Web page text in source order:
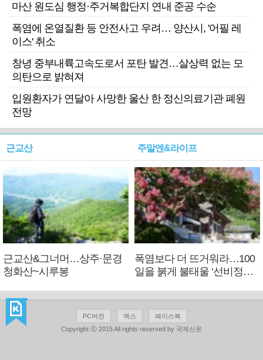
마산 원도심 행정·주거복합단지 연내 준공 수순
폭염에 온열질환 등 안전사고 우려… 양산시, '어필 레
이스' 취소
창녕 중부내륙고속도로서 포탄 발견…살상력 없는 모
의탄으로 밝혀져
입원환자가 연달아 사망한 울산 한 정신의료기관 폐원
전망
근교산
근교산&그너머…상주·문경
청화산~시루봉
주말엔&라이프
폭염보다 더 뜨거워라…100
일을 붉게 불태울 ‘선비정신’
PC버전 엑스
페이스북
Copyright ⓒ 2015 All rights reserved by 국제신문